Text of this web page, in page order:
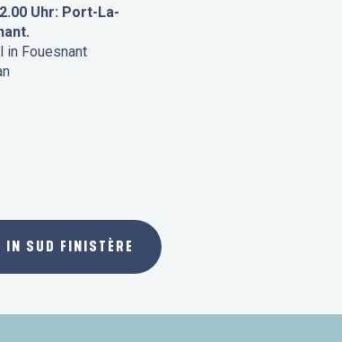
Uhr: Port-La-
in Fouesnant
IN SUD FINISTÈRE